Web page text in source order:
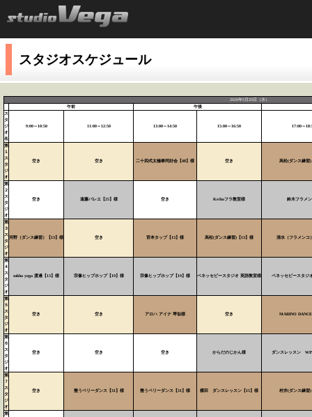
スタジオスケジュール
2026年5月20日（水）
午前
午後
ス
タ
ジ
オ
名
9:00～10:50 11:00～12:50 13:00～14:50 15:00～16:50 17:00～
第
１
ス
タ
ジ
オ
空き 空き 二十四式太極拳同好会【48】様 空き 高松(ダンス練習)
第
２
ス
タ
ジ
オ
空き 遠藤バレエ【25】様 空き Keikoフラ教室様 鈴木フラメ
第
３
ス
タ
ジ
オ
河野（ダンス練習）【13】様 空き 宮本タップ【13】様 高松(ダンス練習)【13】様 清水（フラメンコ
第
４
ス
タ
ジ
オ
sukha yoga 渡邊【13】様 宗像ヒップホップ【19】様 宗像ヒップホップ【19】様 ベネッセビースタジオ 英語教室様 ベネッセビースタジ
第
５
ス
タ
ジ
オ
空き 空き アロハ アイナ 琴似様 空き MARINO
第
６
ス
タ
ジ
オ
空き 空き 空き からだのじかん様 ダンスレッスン
第
７
ス
タ
ジ
オ
空き 整うベリーダンス【31】様 整うベリーダンス【31】様 横田 ダンスレッスン【15】様 村井(ダンス練習)
第